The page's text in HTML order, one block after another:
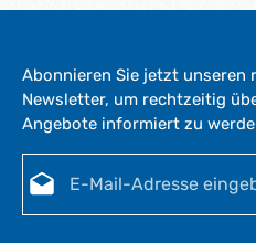
f
z
e
i
t
:
1
-
Abonnieren Sie jetzt unseren
Newsletter, um rechtzeitig
Angebote informiert zu